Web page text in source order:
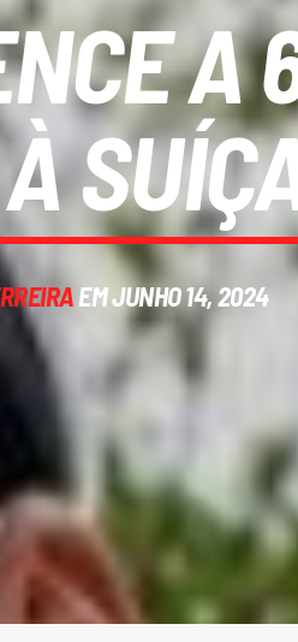
A
EM JUNHO 14, 2024